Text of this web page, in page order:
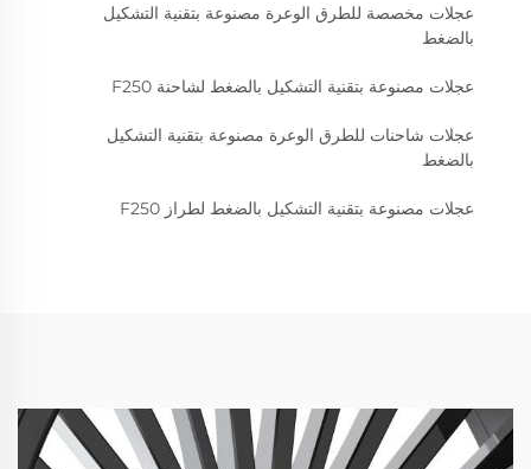
عجلات مخصصة للطرق الوعرة مصنوعة بتقنية التشكيل
بالضغط
عجلات مصنوعة بتقنية التشكيل بالضغط لشاحنة F250
عجلات شاحنات للطرق الوعرة مصنوعة بتقنية التشكيل
بالضغط
عجلات مصنوعة بتقنية التشكيل بالضغط لطراز F250